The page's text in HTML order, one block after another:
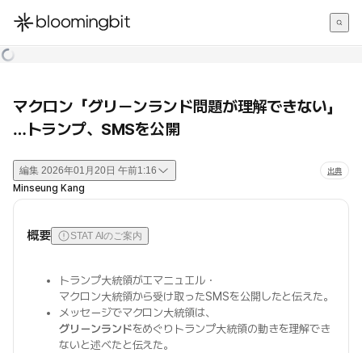
한국어
マクロン「グリーンランド問題が理解できない」
…トランプ、SMSを公開
編集 2026年01月20日 午前1:16 出典
Minseung Kang
概要 STAT AIのご案内
トランプ大統領がエマニュエル・
マクロン大統領から受け取ったSMSを公開したと伝えた。
メッセージでマクロン大統領は、
グリーンランドをめぐりトランプ大統領の動きを理解でき
ないと述べたと伝えた。